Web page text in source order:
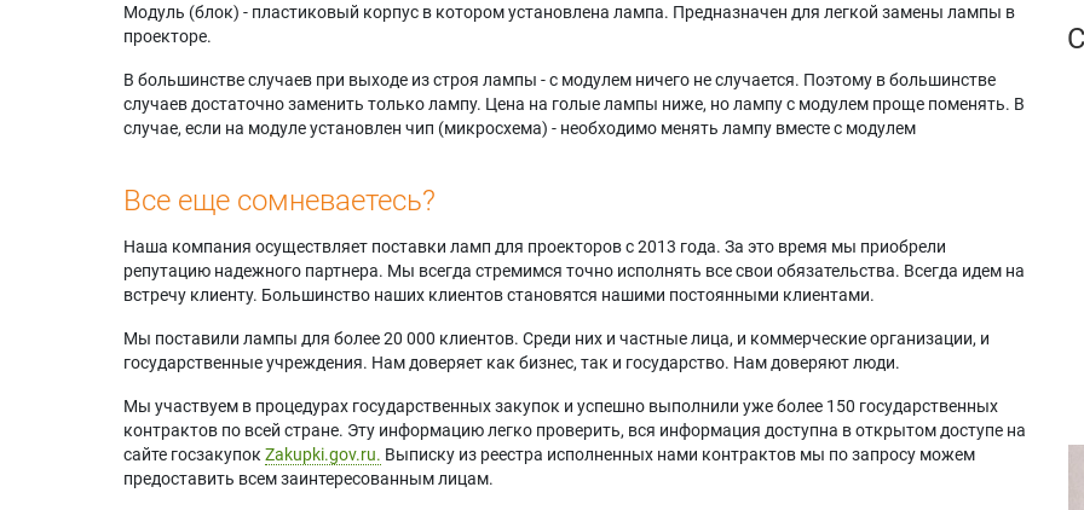
Модуль (блок) - пластиковый корпус в котором установлена лампа. Предназначен для легкой замены лампы в
проекторе.
В большинстве случаев при выходе из строя лампы - с модулем ничего не случается. Поэтому в большинстве
случаев достаточно заменить только лампу. Цена на голые лампы ниже, но лампу с модулем проще поменять. В
случае, если на модуле установлен чип (микросхема) - необходимо менять лампу вместе с модулем
Все еще сомневаетесь?
Наша компания осуществляет поставки ламп для проекторов с 2013 года. За это время мы приобрели
репутацию надежного партнера. Мы всегда стремимся точно исполнять все свои обязательства. Всегда идем на
встречу клиенту. Большинство наших клиентов становятся нашими постоянными клиентами.
Мы поставили лампы для более 20 000 клиентов. Среди них и частные лица, и коммерческие организации, и
государственные учреждения. Нам доверяет как бизнес, так и государство. Нам доверяют люди.
Мы участвуем в процедурах государственных закупок и успешно выполнили уже более 150 государственных
контрактов по всей стране. Эту информацию легко проверить, вся информация доступна в открытом доступе на
сайте госзакупок Zakupki.gov.ru. Выписку из реестра исполненных нами контрактов мы по запросу можем
предоставить всем заинтересованным лицам.